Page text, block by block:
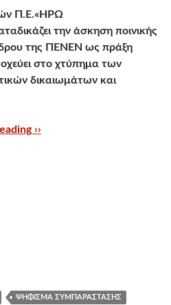
Π.Ε.«ΗΡΩ
την άσκηση ποινικής
της ΠΕΝΕΝ ως πράξη
στο χτύπημα των
δικαιωμάτων και
››
ΨΉΦΙΣΜΑ ΣΥΜΠΑΡΆΣΤΑΣΗΣ